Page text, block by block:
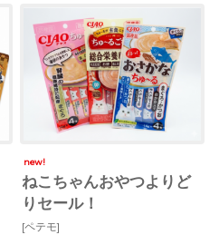
new!
ねこちゃんおやつよりど
りセール！
[ペテモ]